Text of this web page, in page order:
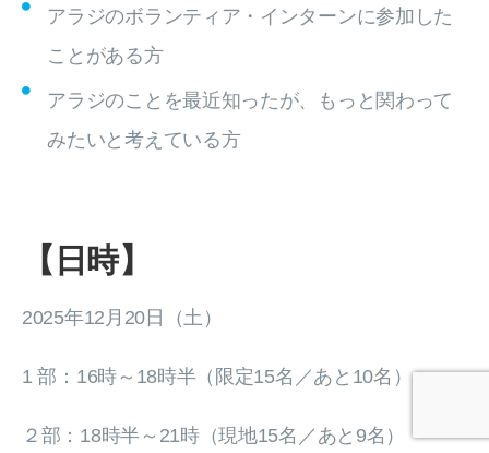
アラジのボランティア・インターンに参加した
ことがある方
アラジのことを最近知ったが、もっと関わって
みたいと考えている方
【日時】
2025年12月20日（土）
1 部：16時～18時半（限定15名／あと10名）
２部：18時半～21時（現地15名／あと9名）